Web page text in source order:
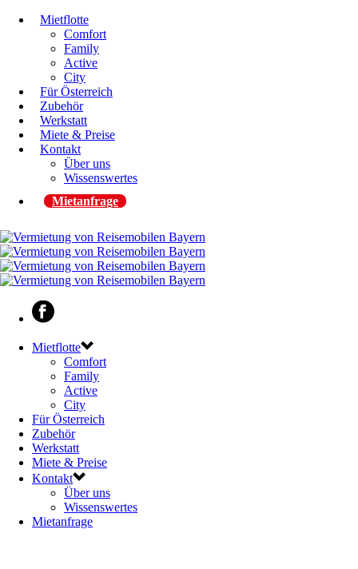
Mietflotte
Comfort
Family
Active
City
Für Österreich
Zubehör
Werkstatt
Miete & Preise
Kontakt
Über uns
Wissenswertes
Mietanfrage
Mietflotte
Comfort
Family
Active
City
Für Österreich
Zubehör
Werkstatt
Miete & Preise
Kontakt
Über uns
Wissenswertes
Mietanfrage